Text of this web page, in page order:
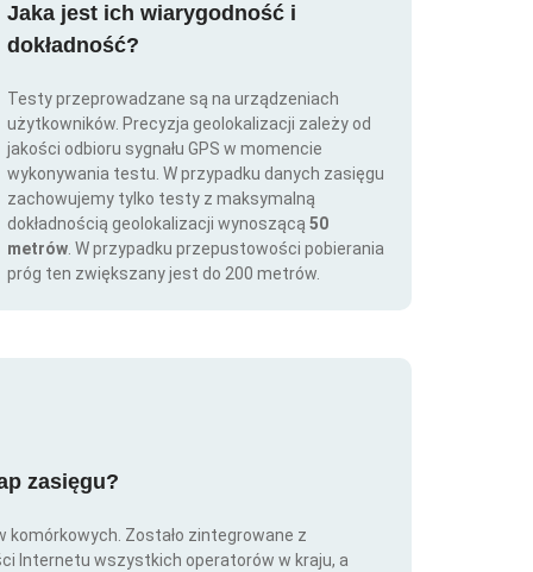
Jaka jest ich wiarygodność i
dokładność?
Testy przeprowadzane są na urządzeniach
użytkowników. Precyzja geolokalizacji zależy od
jakości odbioru sygnału GPS w momencie
wykonywania testu. W przypadku danych zasięgu
zachowujemy tylko testy z maksymalną
dokładnością geolokalizacji wynoszącą 50
metrów . W przypadku przepustowości pobierania
próg ten zwiększany jest do 200 metrów.
zasięgu?
komórkowych. Zostało zintegrowane z
Internetu wszystkich operatorów w kraju, a